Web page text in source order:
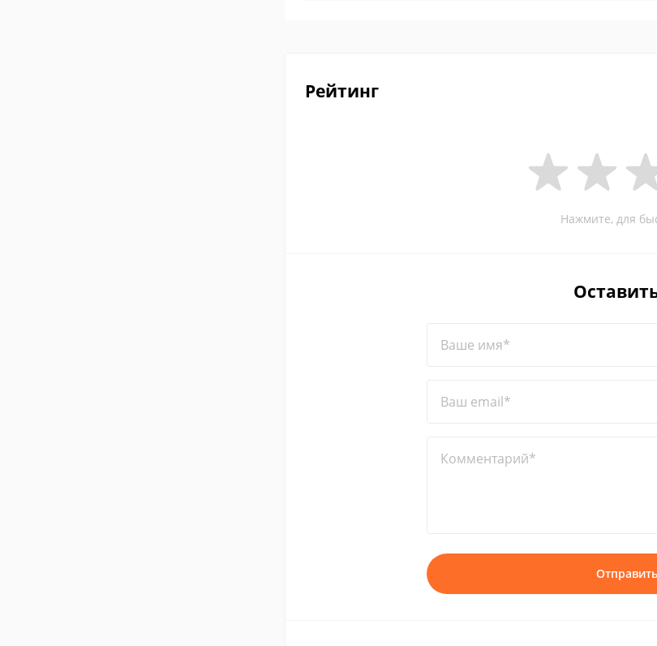
Рейтинг
Нажмите, для
Ваше имя*
Ваш email*
Комментарий*